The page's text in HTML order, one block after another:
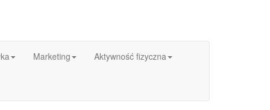
Marketing Aktywność fizyczna